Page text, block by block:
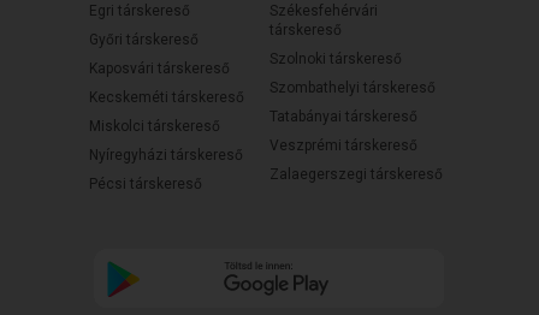
Egri társkereső
Győri társkereső
Kaposvári társkereső
Kecskeméti társkereső
Miskolci társkereső
Nyíregyházi társkereső
Pécsi társkereső
Székesfehérvári
társkereső
Szolnoki társkereső
Szombathelyi társkereső
Tatabányai társkereső
Veszprémi társkereső
Zalaegerszegi társkereső